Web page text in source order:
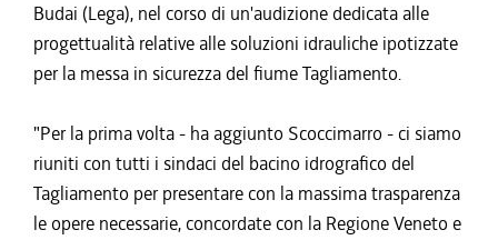
Budai (Lega), nel corso di un'audizione dedicata alle
progettualità relative alle soluzioni idrauliche ipotizzate
per la messa in sicurezza del fiume Tagliamento.
"Per la prima volta - ha aggiunto Scoccimarro - ci siamo
riuniti con tutti i sindaci del bacino idrografico del
Tagliamento per presentare con la massima trasparenza
le opere necessarie, concordate con la Regione Veneto e